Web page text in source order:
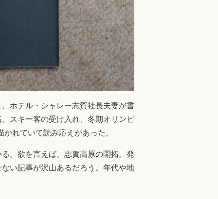
テル・シャレー志賀社長夫妻が書
スキー客の受け入れ、冬期オリンピ
れていて読み応えがあった。
。欲を言えば、志賀高原の開拓、発
い記事が沢山あるだろう。年代や地